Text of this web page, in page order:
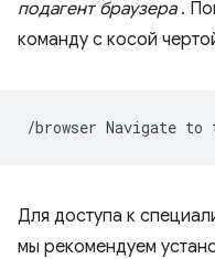
подагент браузера.
команду с косой
/browser Navigate to
Для доступа к
мы рекомендуем